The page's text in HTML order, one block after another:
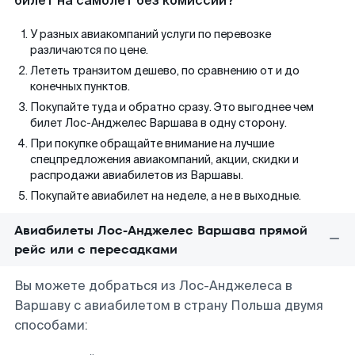
У разных авиакомпаний услуги по перевозке
различаются по цене.
Лететь транзитом дешево, по сравнению от и до
конечных пунктов.
Покупайте туда и обратно сразу. Это выгоднее чем
билет Лос-Анджелес Варшава в одну сторону.
При покупке обращайте внимание на лучшие
спецпредложения авиакомпаний, акции, скидки и
распродажи авиабилетов из Варшавы.
Покупайте авиабилет на неделе, а не в выходные.
Авиабилеты Лос-Анджелес Варшава прямой
рейс или с пересадками
Вы можете добраться из Лос-Анджелеса в
Варшаву с авиабилетом в страну Польша двумя
способами: